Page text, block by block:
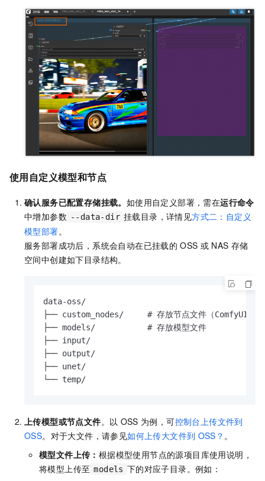
使用自定义模型和节点
确认服务已配置存储挂载。 如使用自定义部署，需在运行命令
中增加参数 --data-dir 挂载目录，详情见方式二：自定义
模型部署。
服务部署成功后，系统会自动在已挂载的 OSS 或 NAS 存储
空间中创建如下目录结构。
data-oss/
├── custom_nodes/     # 存放节点文件（ComfyUI插
├── models/           # 存放模型文件
├── input/
├── output/
├── unet/
└── temp/
上传模型或节点文件。以 OSS 为例，可控制台上传文件到
OSS。对于大文件，请参见如何上传大文件到 OSS？ 。
模型文件上传： 根据模型使用节点的源项目库使用说明，
将模型上传至 models 下的对应子目录。例如：